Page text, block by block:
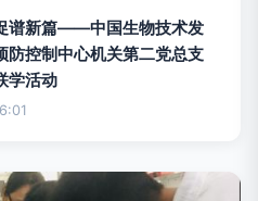
谱新篇——中国生物技术发
防控制中心机关第二党总支
学活动